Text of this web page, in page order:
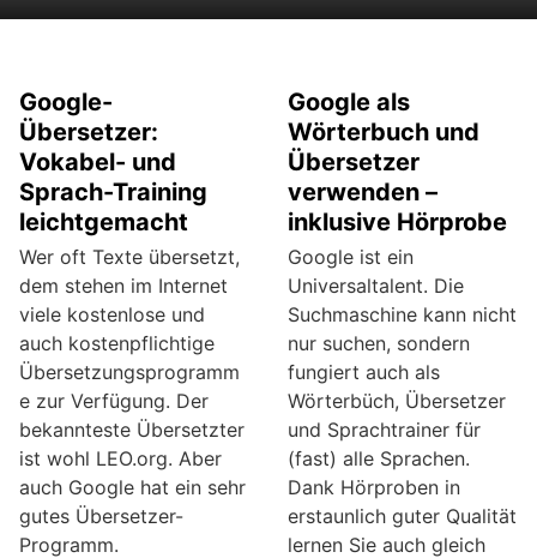
Google-
Übersetzer:
Vokabel- und
Sprach-Training
leichtgemacht
Wer oft Texte übersetzt,
dem stehen im Internet
viele kostenlose und
auch kostenpflichtige
Übersetzungsprogramm
e zur Verfügung. Der
bekannteste Übersetzter
ist wohl LEO.org. Aber
auch Google hat ein sehr
gutes Übersetzer-
Programm.
Google als
Wörterbuch und
Übersetzer
verwenden –
inklusive Hörprobe
Google ist ein
Universaltalent. Die
Suchmaschine kann nicht
nur suchen, sondern
fungiert auch als
Wörterbüch, Übersetzer
und Sprachtrainer für
(fast) alle Sprachen.
Dank Hörproben in
erstaunlich guter Qualität
lernen Sie auch gleich